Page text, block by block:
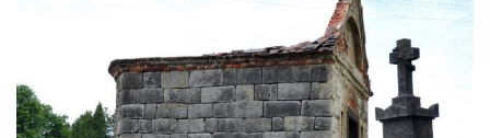
Křížová cesta Římov – XI. kaple – Ježíš
haněn a tupen